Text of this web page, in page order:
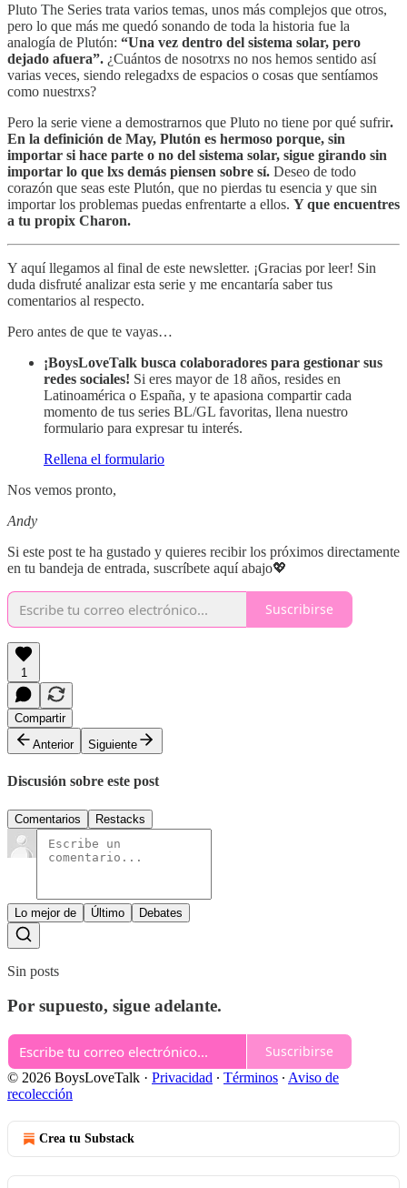
Pluto The Series trata varios temas, unos más complejos que otros,
pero lo que más me quedó sonando de toda la historia fue la
analogía de Plutón: “Una vez dentro del sistema solar, pero
dejado afuera”. ¿Cuántos de nosotrxs no nos hemos sentido así
varias veces, siendo relegadxs de espacios o cosas que sentíamos
como nuestrxs?
Pero la serie viene a demostrarnos que Pluto no tiene por qué sufrir.
En la definición de May, Plutón es hermoso porque, sin
importar si hace parte o no del sistema solar, sigue girando sin
importar lo que lxs demás piensen sobre sí. Deseo de todo
corazón que seas este Plutón, que no pierdas tu esencia y que sin
importar los problemas puedas enfrentarte a ellos. Y que encuentres
a tu propix Charon.
Y aquí llegamos al final de este newsletter. ¡Gracias por leer! Sin
duda disfruté analizar esta serie y me encantaría saber tus
comentarios al respecto.
Pero antes de que te vayas…
¡BoysLoveTalk busca colaboradores para gestionar sus
redes sociales! Si eres mayor de 18 años, resides en
Latinoamérica o España, y te apasiona compartir cada
momento de tus series BL/GL favoritas, llena nuestro
formulario para expresar tu interés.
Rellena el formulario
Nos vemos pronto,
Andy
Si este post te ha gustado y quieres recibir los próximos directamente
en tu bandeja de entrada, suscríbete aquí abajo💖
Suscribirse
1
Compartir
Anterior
Siguiente
Discusión sobre este post
Comentarios Restacks
Lo mejor de Último Debates
Sin posts
Por supuesto, sigue adelante.
Suscribirse
© 2026 BoysLoveTalk · Privacidad ∙ Términos ∙ Aviso de
recolección
Crea tu Substack